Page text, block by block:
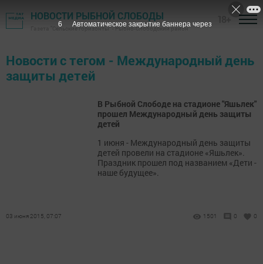
НОВОСТИ РЫБНОЙ СЛОБОДЫ
Газета "Сельские горизонты" - Рыбно-Слободский район
Новости с тегом - Международный день
защиты детей
В Рыбной Слободе на стадионе "Яшьлек"
прошел Международный день защиты
детей
1 июня - Международный день защиты
детей провели на стадионе «Яшьлек».
Праздник прошел под названием «Дети -
наше будущее».
03 июня 2015, 07:07 1501 0 0
6 Автоматическое закрытие баннера через